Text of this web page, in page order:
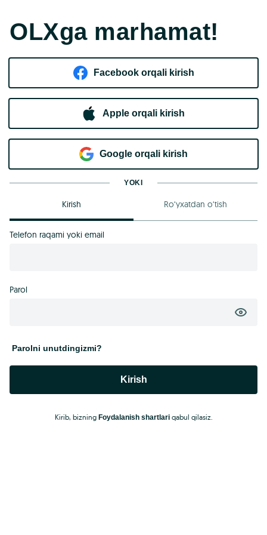
OLXga marhamat!
Facebook orqali kirish​
Apple orqali kirish
Goo​g​le orqali kirish
YOKI
Kirish Ro‘yxatdan o‘tish
Telefon raqami yoki email
Parol
Parolni unutdingizmi?
Kirish
Kirib, bizning Foydalanish shartlariqabul qilasiz.